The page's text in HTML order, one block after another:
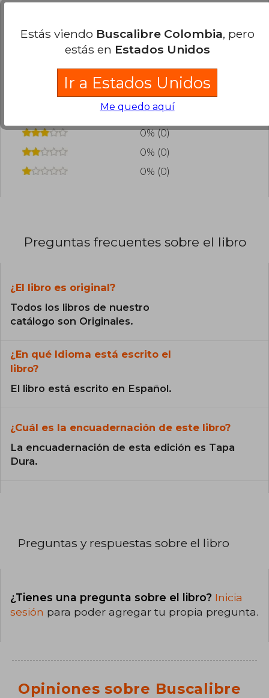
¿Leíste este libro? Inicia sesiónpara poder
100% (1)
0% (0)
0% (0)
0% (0)
0% (0)
Preguntas frecuentes sobre el libro
¿El libro es original?
Todos los libros de nuestro
catálogo son Originales.
¿En qué Idioma está escrito el
libro?
El libro está escrito en Español.
¿Cuál es la encuadernación de este libro?
La encuadernación de esta edición es Tapa
Dura.
Preguntas y respuestas sobre el libro
¿Tienes una pregunta sobre el libro? Inicia
sesión para poder agregar tu propia pregunta.
Opiniones sobre Buscalibre
Estás viendo Buscalibre Colombia, pero
estás en Estados Unidos
Ir a Estados Unidos
Me quedo aquí